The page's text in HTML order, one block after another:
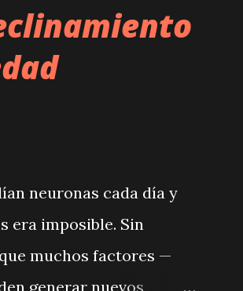
neuronas cada día y
era imposible. Sin
muchos factores —
generar nuevos